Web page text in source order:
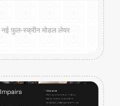
नई फुल-स्क्रीन मोडल लेयर